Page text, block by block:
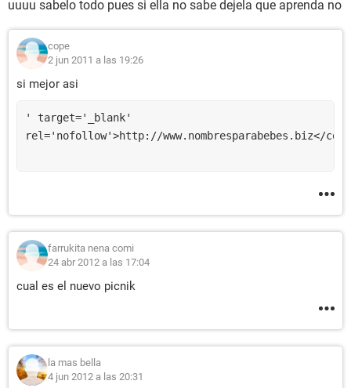
uuuu sabelo todo pues si ella no sabe dejela que aprenda no
cope
2 jun 2011 a las 19:26
si mejor asi
' target='_blank'
rel='nofollow'>http://www.nombresparabebes.biz</
farrukita nena comi
24 abr 2012 a las 17:04
cual es el nuevo picnik
la mas bella
4 jun 2012 a las 20:31